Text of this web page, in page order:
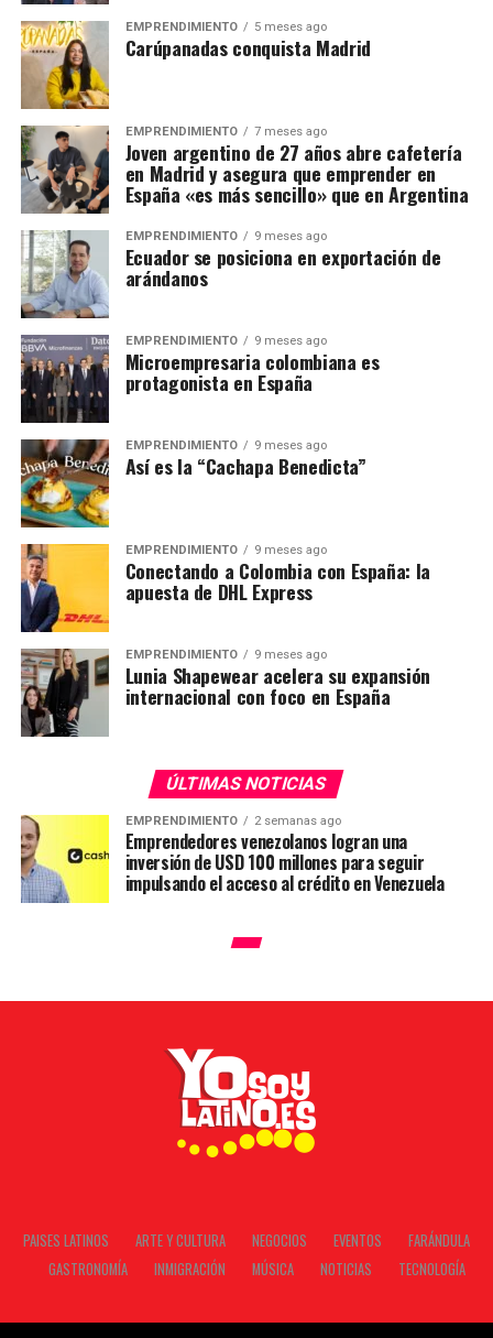
EMPRENDIMIENTO 5 meses ago
Carúpanadas conquista Madrid
EMPRENDIMIENTO 7 meses ago
Joven argentino de 27 años abre cafetería
en Madrid y asegura que emprender en
España «es más sencillo» que en Argentina
EMPRENDIMIENTO 9 meses ago
Ecuador se posiciona en exportación de
arándanos
EMPRENDIMIENTO 9 meses ago
Microempresaria colombiana es
protagonista en España
EMPRENDIMIENTO 9 meses ago
Así es la “Cachapa Benedicta”
EMPRENDIMIENTO 9 meses ago
Conectando a Colombia con España: la
apuesta de DHL Express
EMPRENDIMIENTO 9 meses ago
Lunia Shapewear acelera su expansión
internacional con foco en España
ÚLTIMAS NOTICIAS
EMPRENDIMIENTO 2 semanas ago
Emprendedores venezolanos logran una
inversión de USD 100 millones para seguir
impulsando el acceso al crédito en Venezuela
PAISES LATINOS ARTE Y CULTURA NEGOCIOS EVENTOS
FARÁNDULA
GASTRONOMÍA
INMIGRACIÓN MÚSICA NOTICIAS TECNOLOGÍA